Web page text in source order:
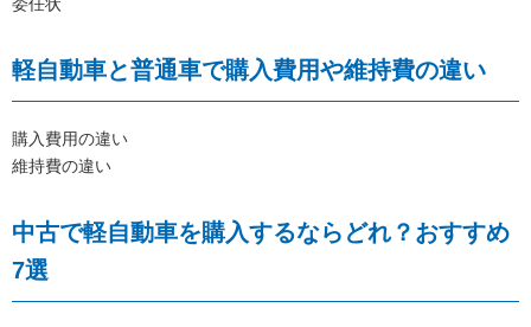
軽自動車と普通車で購入費用や維持費の違い
購入費用の違い
維持費の違い
中古で軽自動車を購入するならどれ？おすすめ
7選